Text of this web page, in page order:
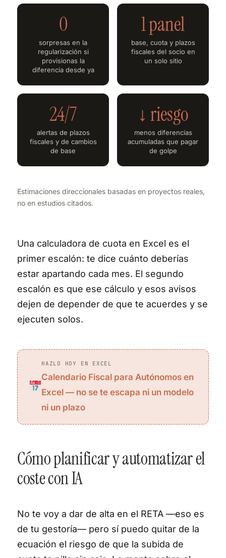
0
sorpresas en la
regularización si
provisionas la
diferencia desde ya
1 panel
base, cuota y plazos
fiscales del socio en
un solo sitio
24/7
alertas de plazos
fiscales y de cambios
de base
↓ riesgo
menos diferencias
acumuladas que pagar
de golpe
Estimaciones direccionales basadas en proyectos reales,
no en estudios citados.
Una calculadora de cuota en Excel es el
primer escalón: te dice cuánto deberías
estar apartando cada mes. El segundo
escalón es que ese cálculo y esos avisos
dejen de depender de que te acuerdes y se
ejecuten solos.
HAZLO HOY EN EXCEL
Calendario Fiscal para Autónomos en
Excel — no se te escapa ni un modelo
ni un plazo
Cómo planificar y automatizar el
coste con IA
No te voy a dar de alta en el RETA —eso es
de tu gestoría— pero sí puedo quitar de la
ecuación el riesgo de que la subida de